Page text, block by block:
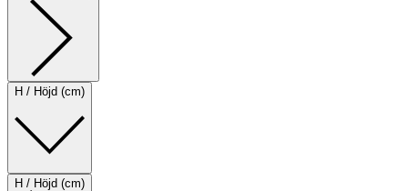
H / Höjd (cm)
H / Höjd (cm)